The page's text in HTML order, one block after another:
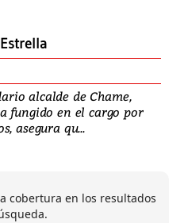
alcalde de Chame,
fungido en el cargo por
asegura qu...
cobertura en los resultados